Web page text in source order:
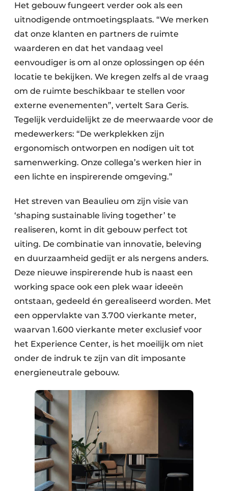
Het gebouw fungeert verder ook als een
uitnodigende ontmoetingsplaats. “We merken
dat onze klanten en partners de ruimte
waarderen en dat het vandaag veel
eenvoudiger is om al onze oplossingen op één
locatie te bekijken. We kregen zelfs al de vraag
om de ruimte beschikbaar te stellen voor
externe evenementen”, vertelt Sara Geris.
Tegelijk verduidelijkt ze de meerwaarde voor de
medewerkers: “De werkplekken zijn
ergonomisch ontworpen en nodigen uit tot
samenwerking. Onze collega’s werken hier in
een lichte en inspirerende omgeving.”
Het streven van Beaulieu om zijn visie van
‘shaping sustainable living together’ te
realiseren, komt in dit gebouw perfect tot
uiting. De combinatie van innovatie, beleving
en duurzaamheid gedijt er als nergens anders.
Deze nieuwe inspirerende hub is naast een
working space ook een plek waar ideeën
ontstaan, gedeeld én gerealiseerd worden. Met
een oppervlakte van 3.700 vierkante meter,
waarvan 1.600 vierkante meter exclusief voor
het Experience Center, is het moeilijk om niet
onder de indruk te zijn van dit imposante
energieneutrale gebouw.